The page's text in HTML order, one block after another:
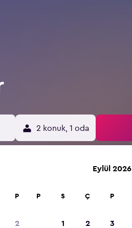
2 konuk, 1 oda
P
2
Eylül 2026
P S Ç P
1 2 3